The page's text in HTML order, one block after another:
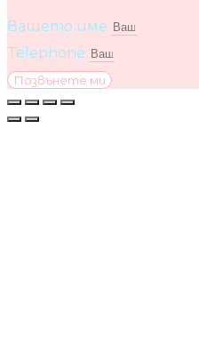
Вашето име
Telephone
Позвънете ми